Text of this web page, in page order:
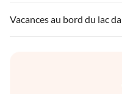
Vacances au bord du lac